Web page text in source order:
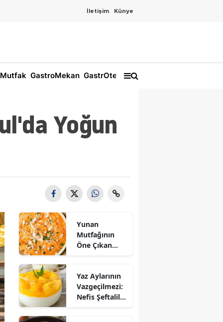
İletişim Künye
GastroMekan GastrOtel
Yoğun
Yunan
Mutfağının
Öne Çıkan
Nasıl Yapılır?
Yaz Aylarının
Vazgeçilmezi:
Nefis Şeftalili